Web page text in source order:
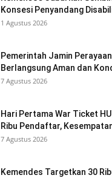
Konsesi Penyandang
1 Agustus 2026
Pemerintah Jamin Perayaan
Berlangsung Aman dan
7 Agustus 2026
Hari Pertama War Ticket
Ribu Pendaftar,
7 Agustus 2026
Kemendes Targetkan 30